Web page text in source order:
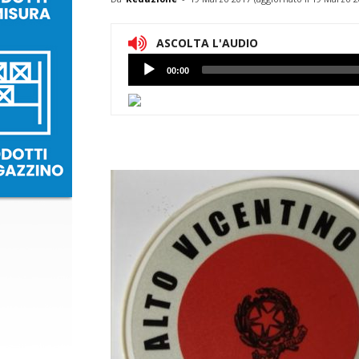
ASCOLTA L'AUDIO
Lettore
Audio
00:00